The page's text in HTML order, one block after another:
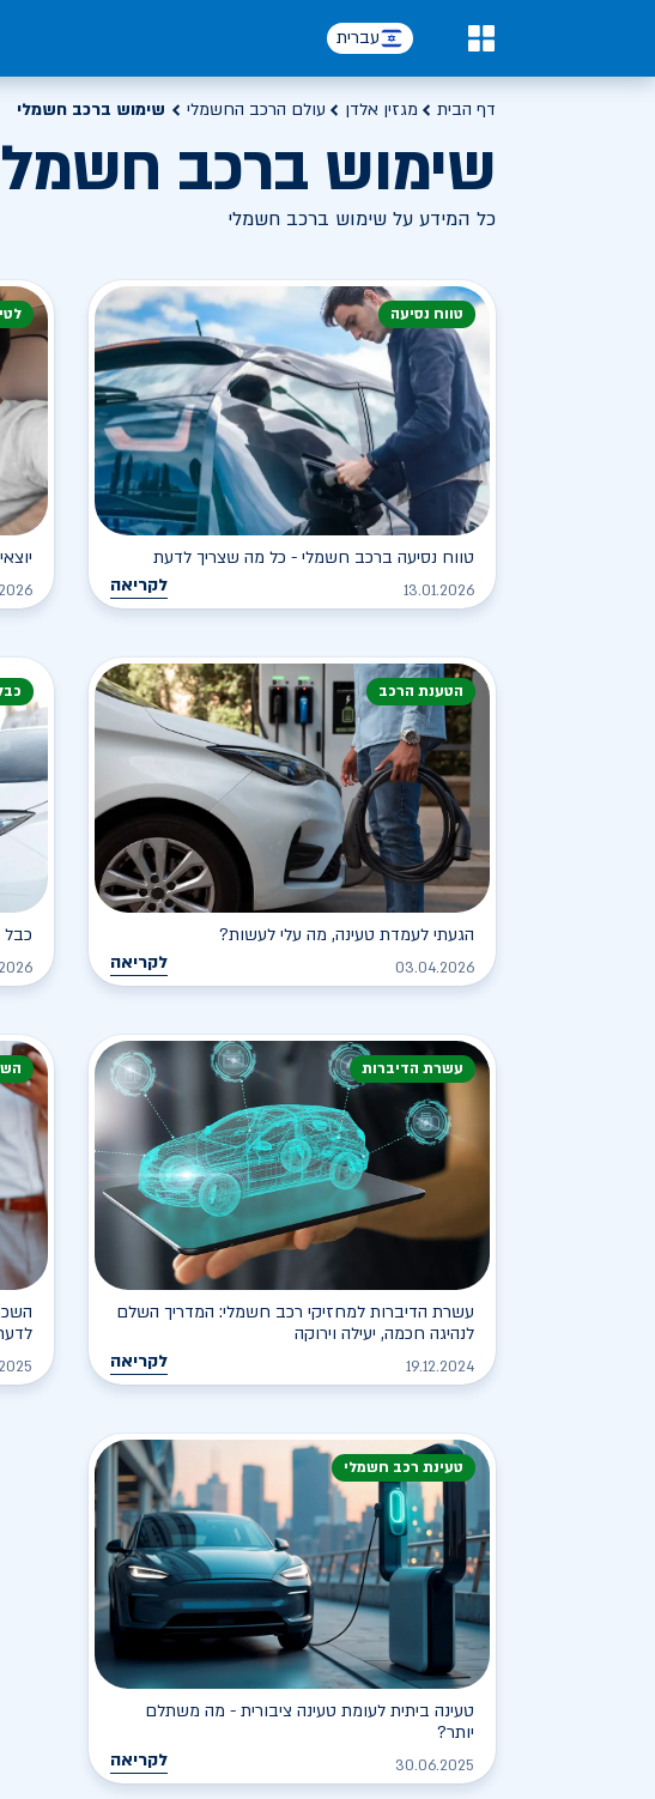
עברית
דף הבית מגזין אלדן עולם הרכב החשמלי שימוש ברכב חשמלי
שימוש ברכב
כל המידע על שימוש ברכב חשמלי
טווח נסיעה
טווח נסיעה ברכב חשמלי - כל מה שצריך לדעת
13.01.2026 לקריאה
הטענת הרכב
הגעתי לעמדת טעינה, מה עלי לעשות?
03.04.2026 לקריאה
עשרת הדיברות
עשרת הדיברות למחזיקי רכב חשמלי: המדריך השלם
לנהיגה חכמה, יעילה וירוקה
19.12.2024 לקריאה
טעינת רכב חשמלי
טעינה ביתית לעומת טעינה ציבורית - מה משתלם
יותר?
30.06.2025 לקריאה